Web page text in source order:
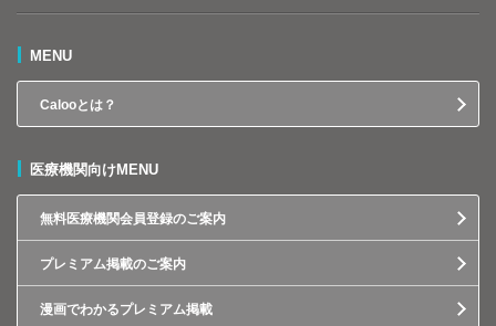
MENU
Calooとは？
医療機関向けMENU
無料医療機関会員登録のご案内
プレミアム掲載のご案内
漫画でわかるプレミアム掲載